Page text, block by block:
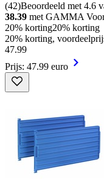
(42)Beoordeeld met 4.6
38.39 met GAMMA
20% korting20% korting
20% korting,
47.99
Prijs: 47.99 euro